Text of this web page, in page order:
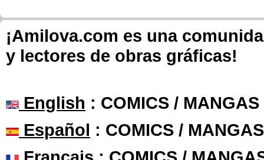
¡Amilova.com es una
y lectores de obras gráficas!
English : COMICS /
Español : COMICS /